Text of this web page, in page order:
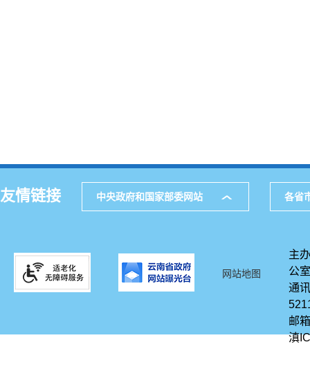
友情链接 中央政府和国家部委网站 各省
网站地图
主
公室
通
邮
滇